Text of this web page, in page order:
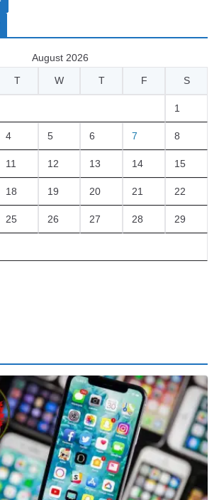
August 2026
T W T F S
1
4 5 6 7 8
11 12 13 14 15
18 19 20 21 22
25 26 27 28 29